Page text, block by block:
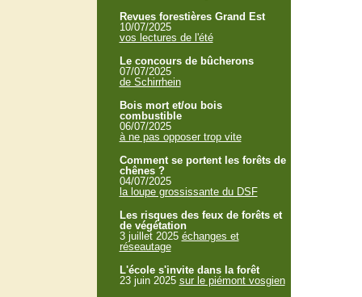
Revues forestières Grand Est
10/07/2025
vos lectures de l'été
Le concours de bûcherons
07/07/2025
de Schirrhein
Bois mort et/ou bois
combustible
06/07/2025
à ne pas opposer trop vite
Comment se portent les forêts de
chênes ?
04/07/2025
la loupe grossissante du DSF
Les risques des feux de forêts et
de végétation
3 juillet 2025 échanges et
réseautage
L'école s'invite dans la forêt
23 juin 2025 sur le piémont vosgien